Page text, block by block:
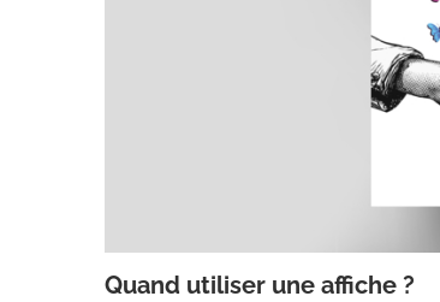
Quand utiliser une affiche ?